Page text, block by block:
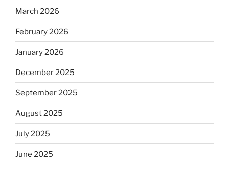
March 2026
February 2026
January 2026
December 2025
September 2025
August 2025
July 2025
June 2025